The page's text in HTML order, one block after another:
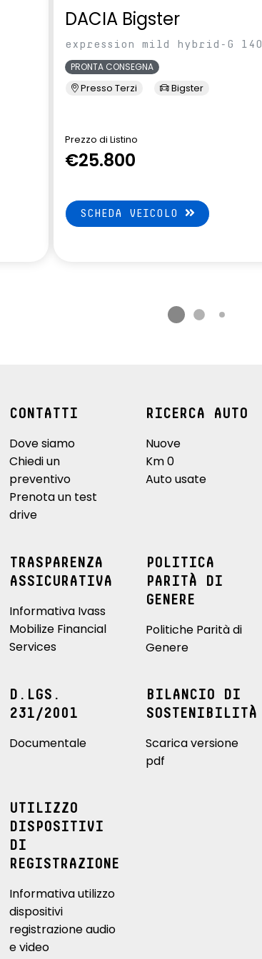
DACIA Bigster
expression mild hybrid-G 140
PRONTA CONSEGNA
Presso Terzi Bigster
Prezzo di Listino
€25.800
SCHEDA VEICOLO
CONTATTI
Dove siamo
Chiedi un
preventivo
Prenota un test
drive
RICERCA AUTO
Nuove
Km 0
Auto usate
TRASPARENZA
ASSICURATIVA
Informativa Ivass
Mobilize Financial
Services
POLITICA
PARITÀ DI
GENERE
Politiche Parità di
Genere
D.LGS.
231/2001
Documentale
BILANCIO DI
SOSTENIBILITÀ
Scarica versione
pdf
UTILIZZO
DISPOSITIVI
DI
REGISTRAZIONE
Informativa utilizzo
dispositivi
registrazione audio
e video